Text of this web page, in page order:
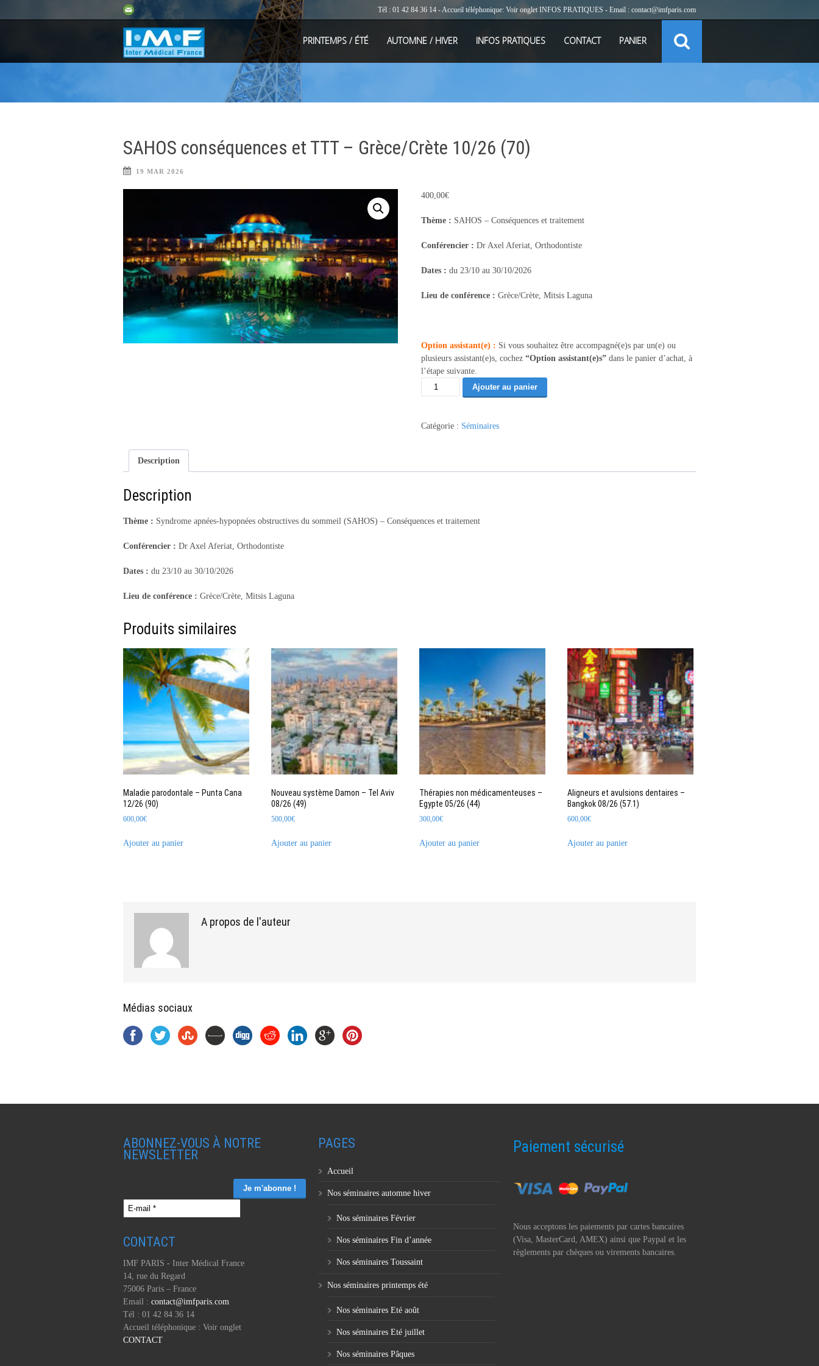
Tél : 01 42 84 36 14 - Accueil téléphonique: Voir onglet INFOS PRATIQUES - Email : contact@imfparis.com
PRINTEMPS / ÉTÉ AUTOMNE / HIVER INFOS PRATIQUES CONTACT PANIER
SAHOS conséquences et TTT – Grèce/Crète 10/26 (70)
19 MAR 2026
400,00€
Thème : SAHOS – Conséquences et traitement
Conférencier : Dr Axel Aferiat, Orthodontiste
Dates : du 23/10 au 30/10/2026
Lieu de conférence : Grèce/Crète, Mitsis Laguna
Option assistant(e) : Si vous souhaitez être accompagné(e)s par un(e) ou
plusieurs assistant(e)s, cochez “Option assistant(e)s”dans le panier d’achat, à
l’étape suivante.
quantité
de
conséquences
Grèce/Crète
Ajouter au panier
Catégorie : Séminaires
Description
Description
Thème : Syndrome apnées-hypopnées obstructives du sommeil (SAHOS) – Conséquences et traitement
Conférencier : Dr Axel Aferiat, Orthodontiste
Dates : du 23/10 au 30/10/2026
Lieu de conférence : Grèce/Crète, Mitsis Laguna
Produits similaires
Maladie parodontale – Punta Cana
12/26 (90)
600,00€
Ajouter au panier
Nouveau système Damon – Tel Aviv
08/26 (49)
500,00€
Ajouter au panier
Thérapies non médicamenteuses –
Egypte 05/26 (44)
300,00€
Ajouter au panier
Aligneurs et avulsions dentaires –
Bangkok 08/26 (57.1)
600,00€
Ajouter au panier
A propos de l'auteur
Médias sociaux
ABONNEZ-VOUS À NOTRE
NEWSLETTER
CONTACT
IMF PARIS - Inter Médical France
14, rue du Regard
75006 Paris – France
Email : contact@imfparis.com
Tél : 01 42 84 36 14
Accueil téléphonique : Voir onglet
CONTACT
PAGES
Accueil
Nos séminaires automne hiver
Nos séminaires Février
Nos séminaires Fin d’année
Nos séminaires Toussaint
Nos séminaires printemps été
Nos séminaires Eté août
Nos séminaires Eté juillet
Nos séminaires Pâques
Paiement sécurisé
Nous acceptons les paiements par cartes bancaires
(Visa, MasterCard, AMEX) ainsi que Paypal et les
règlements par chèques ou virements bancaires.